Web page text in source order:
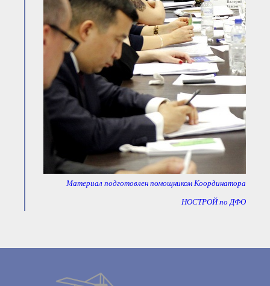
Материал подготовлен помощником Координатора
НОСТРОЙ по ДФО